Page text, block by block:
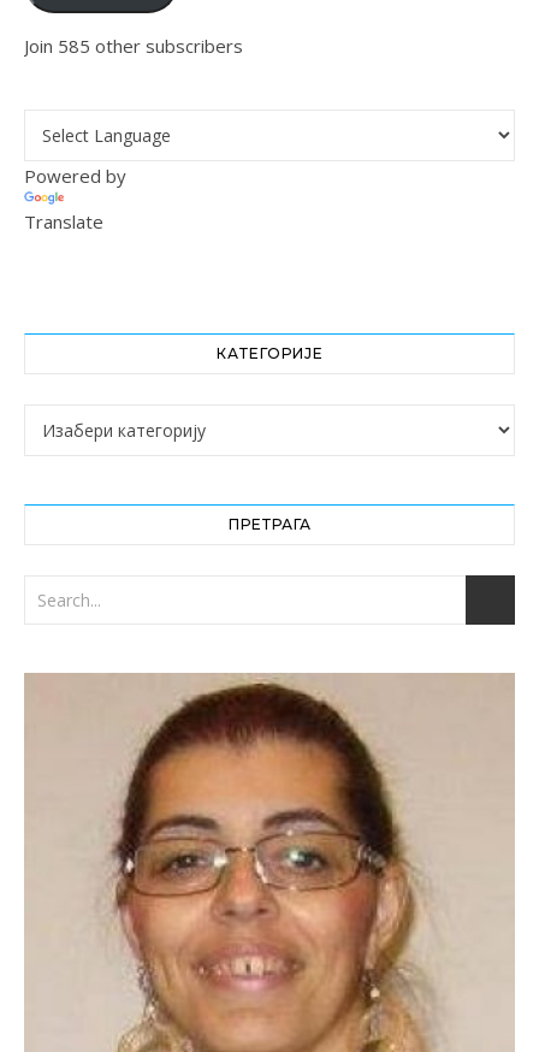
Join 585 other subscribers
Powered by
Translate
КАТЕГОРИЈЕ
Категорије
ПРЕТРАГА